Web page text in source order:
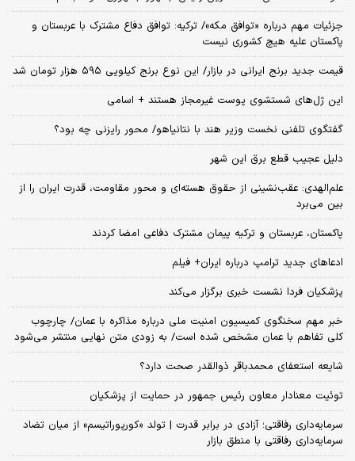
جزئیات مهم درباره «توافق مکه»/ ترکیه‌: توافق دفاع مشترک با عربستان و
پاکستان علیه هیچ کشوری نیست
قیمت جدید برنج ایرانی در بازار/ این نوع برنج کیلویی ۵۹۵ هزار تومان شد
این ژل‌های شستشوی پوست غیرمجاز هستند + اسامی
گفتگوی تلفنی نخست وزیر هند با نتانیاهو/ محور رایزنی چه بود؟
دلیل عجیب قطع برق این شهر
علم‌الهدی: عقب‌نشینی از حقوق هسته‌ای و محور مقاومت، قدرت ایران را از
بین می‌برد
پاکستان، عربستان و ترکیه پیمان مشترک دفاعی امضا کردند
ادعاهای جدید ترامپ درباره ایران+ فیلم
پزشکیان فردا نشست خبری برگزار می‌کند
خبر مهم سخنگوی کمیسیون امنیت ملی درباره مذاکره با عمان/ چارچوب
کلی تفاهم با عمان مشخص شده است/ به زودی متن نهایی منتشر می‌شود
شایعه استعفای محمدباقر ذوالقدر صحت دارد؟
توئیت معنادار معاون رئیس جمهور در حمایت از پزشکیان
سرمایه‌داری رفاقتی؛ آزادی در برابر قدرت | تولد «کورپوراتیسم» از میان تضاد
سرمایه‌داری رفاقتی با منطق بازار